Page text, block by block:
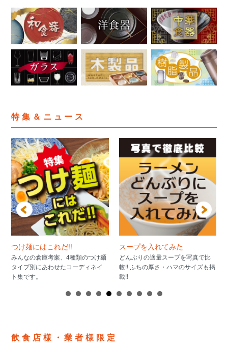
特集＆ニュース
つけ麺にはこれだ!!
みんなの倉庫考案、4種類のつけ麺
タイプ別にあわせたコーディネイ
ト集です。
スープを入れてみた
どんぶりの適量スープを写真で比
較!! ふちの厚さ・ハマのサイズも掲
載!!
飲食店様・業者様限定